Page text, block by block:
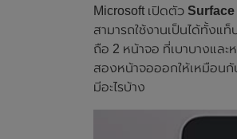
Microsoft เปิดตัว Surface
สามารถใช้งานเป็นได้ทั้งแ
ถือ 2 หน้าจอ ที่เบาบางแล
สองหน้าจอออกให้เหมือนกั
มีอะไรบ้าง